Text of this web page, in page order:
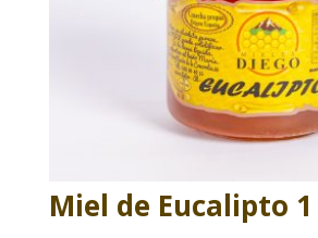
Miel de Eucalipto 1